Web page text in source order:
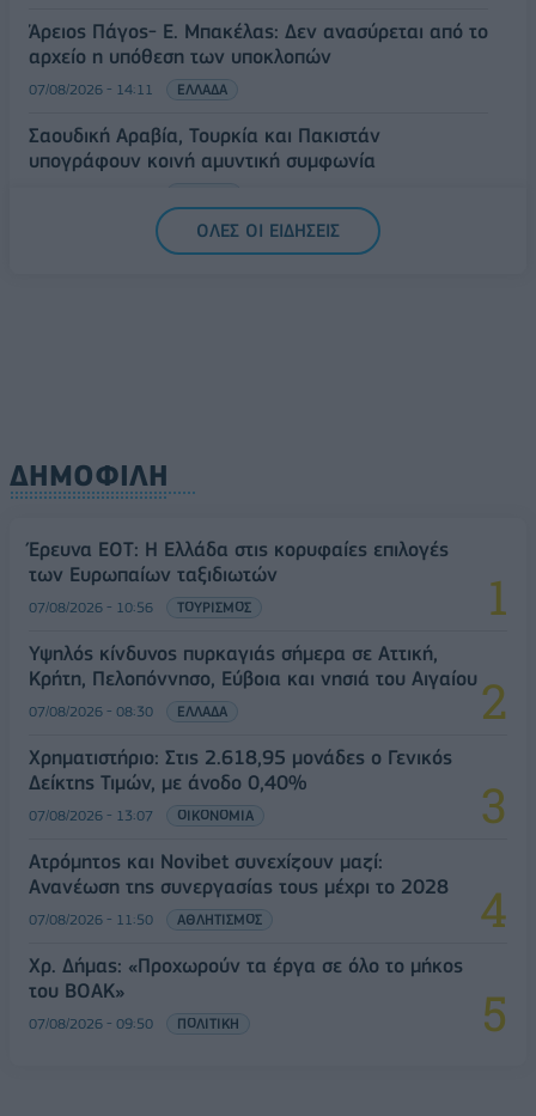
Άρειος Πάγος- Ε. Μπακέλας: Δεν ανασύρεται από το
αρχείο η υπόθεση των υποκλοπών
07/08/2026 - 14:11 ΕΛΛΑΔΑ
Σαουδική Αραβία, Τουρκία και Πακιστάν
υπογράφουν κοινή αμυντική συμφωνία
ΟΛΕΣ ΟΙ ΕΙΔΗΣΕΙΣ
ΔΗΜΟΦΙΛΗ
Έρευνα ΕΟΤ: Η Ελλάδα στις κορυφαίες επιλογές
των Ευρωπαίων ταξιδιωτών
07/08/2026 - 10:56 ΤΟΥΡΙΣΜΟΣ
Υψηλός κίνδυνος πυρκαγιάς σήμερα σε Αττική,
Κρήτη, Πελοπόννησο, Εύβοια και νησιά του Αιγαίου
07/08/2026 - 08:30 ΕΛΛΑΔΑ
Χρηματιστήριο: Στις 2.618,95 μονάδες ο Γενικός
Δείκτης Τιμών, με άνοδο 0,40%
07/08/2026 - 13:07 ΟΙΚΟΝΟΜΙΑ
Ατρόμητος και Novibet συνεχίζουν μαζί:
Ανανέωση της συνεργασίας τους μέχρι το 2028
07/08/2026 - 11:50 ΑΘΛΗΤΙΣΜΟΣ
Χρ. Δήμας: «Προχωρούν τα έργα σε όλο το μήκος
του ΒΟΑΚ»
07/08/2026 - 09:50 ΠΟΛΙΤΙΚΗ